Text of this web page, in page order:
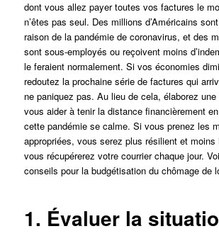
dont vous allez payer toutes vos factures le
n’êtes pas seul. Des millions d’Américains
raison de la pandémie de coronavirus, et des
sont sous-employés ou reçoivent moins
le feraient normalement. Si vos économies
redoutez la prochaine série de factures qui
ne paniquez pas. Au lieu de cela, élaborez
vous aider à tenir la distance financièrement
cette pandémie se calme. Si vous prenez les
appropriées, vous serez plus résilient et moins
vous récupérerez votre courrier chaque jour.
conseils pour la budgétisation du chômage de
1. Évaluer la